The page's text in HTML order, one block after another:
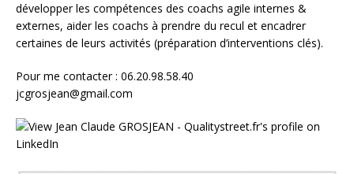
développer les compétences des coachs agile internes &
externes, aider les coachs à prendre du recul et encadrer
certaines de leurs activités (préparation d’interventions clés).
Pour me contacter : 06.20.98.58.40
jcgrosjean@gmail.com